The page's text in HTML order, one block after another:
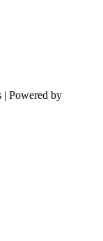
Powered by